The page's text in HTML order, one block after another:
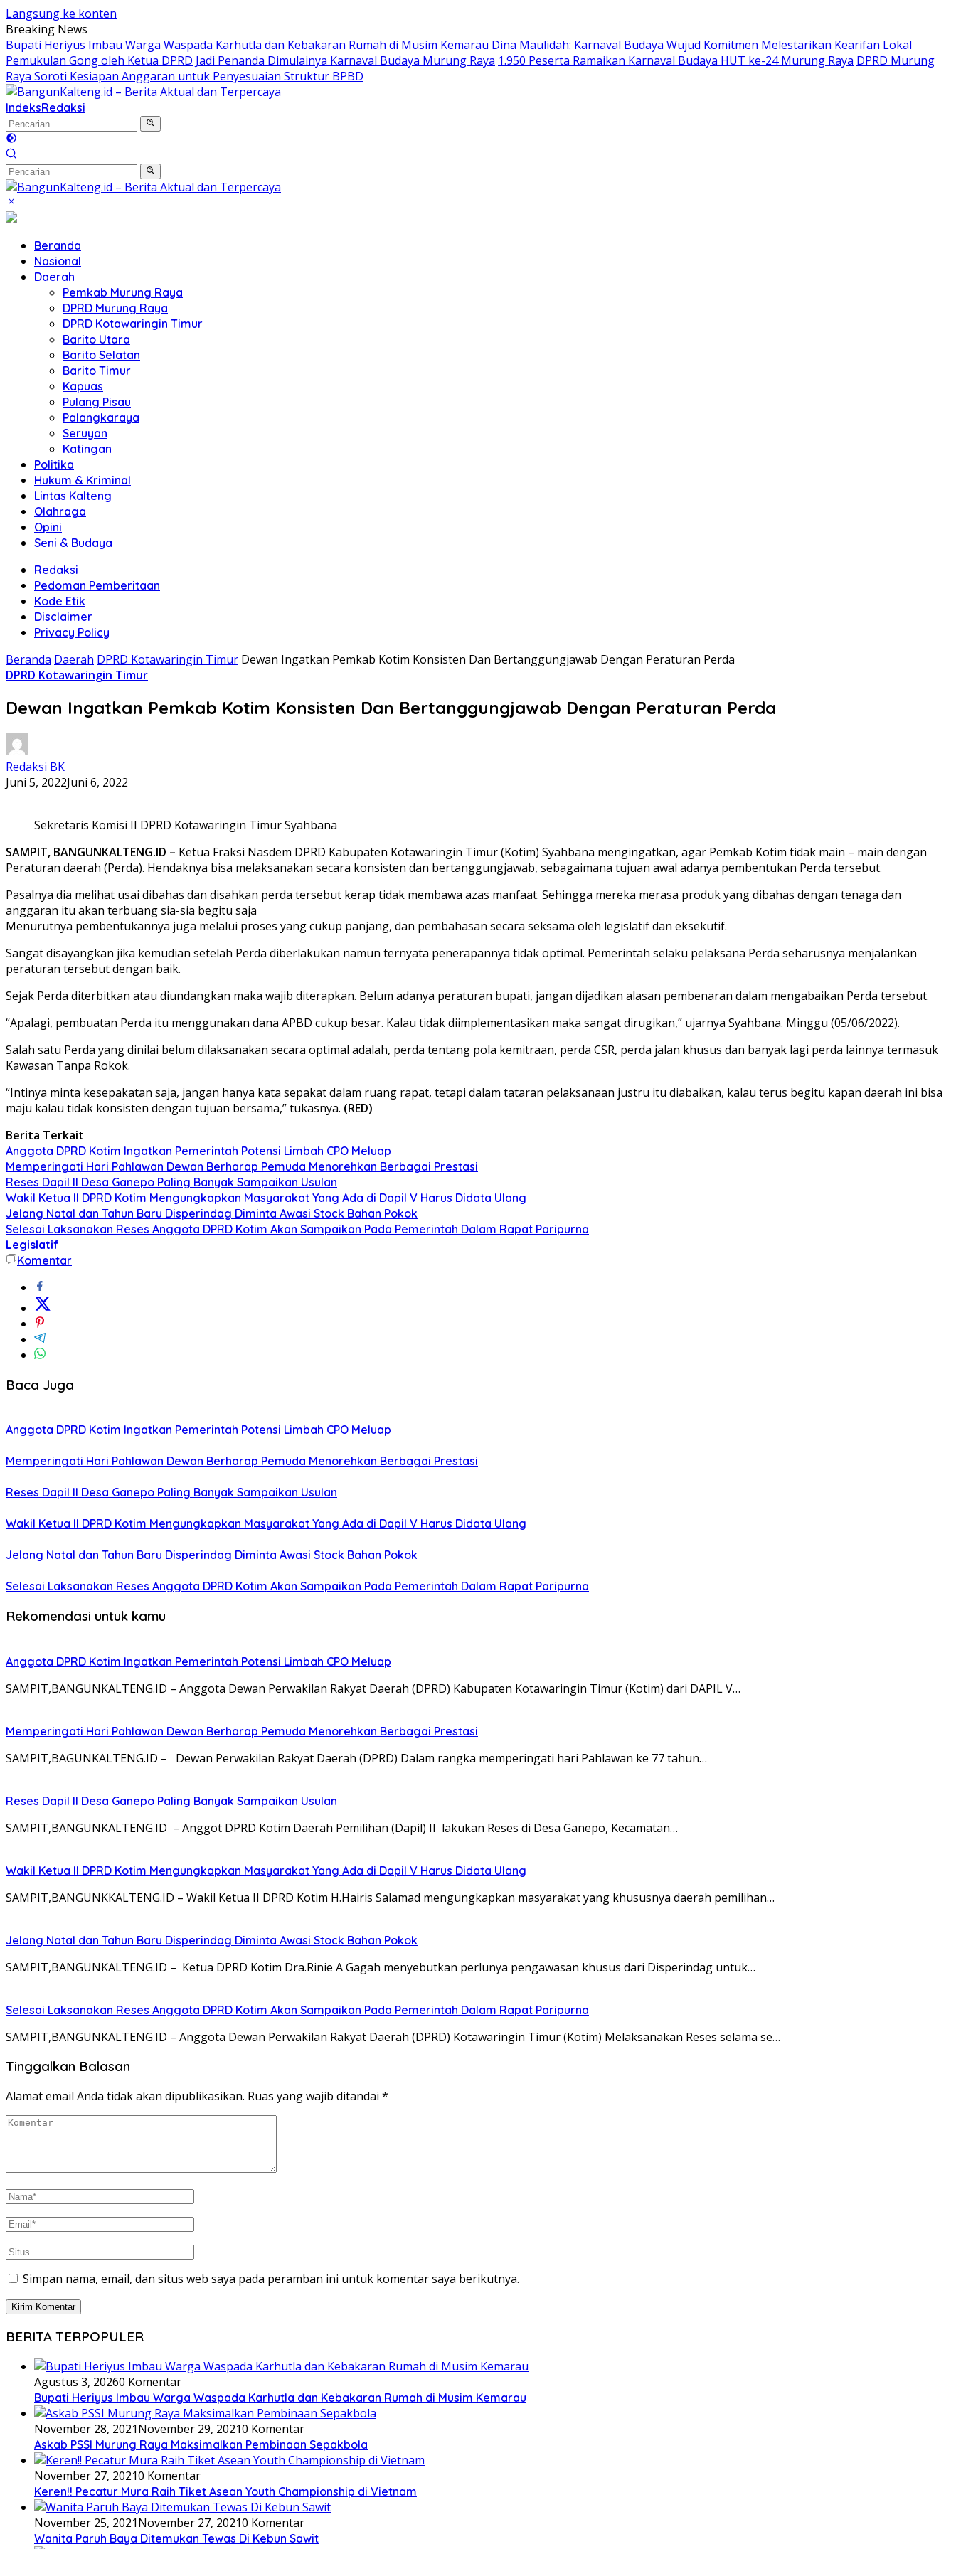
Langsung ke konten
Breaking News
Bupati Heriyus Imbau Warga Waspada Karhutla dan Kebakaran Rumah di Musim Kemarau Dina Maulidah: Karnaval Budaya Wujud Komitmen Melestarikan Kearifan Lokal
Pemukulan Gong oleh Ketua DPRD Jadi Penanda Dimulainya Karnaval Budaya Murung Raya 1.950 Peserta Ramaikan Karnaval Budaya HUT ke-24 Murung Raya DPRD Murung
Raya Soroti Kesiapan Anggaran untuk Penyesuaian Struktur BPBD
IndeksRedaksi
Beranda
Nasional
Daerah
Pemkab Murung Raya
DPRD Murung Raya
DPRD Kotawaringin Timur
Barito Utara
Barito Selatan
Barito Timur
Kapuas
Pulang Pisau
Palangkaraya
Seruyan
Katingan
Politika
Hukum & Kriminal
Lintas Kalteng
Olahraga
Opini
Seni & Budaya
Redaksi
Pedoman Pemberitaan
Kode Etik
Disclaimer
Privacy Policy
Beranda Daerah DPRD Kotawaringin Timur Dewan Ingatkan Pemkab Kotim Konsisten Dan Bertanggungjawab Dengan Peraturan Perda
DPRD Kotawaringin Timur
Dewan Ingatkan Pemkab Kotim Konsisten Dan Bertanggungjawab Dengan Peraturan Perda
Redaksi BK
Juni 5, 2022Juni 6, 2022
Sekretaris Komisi II DPRD Kotawaringin Timur Syahbana
SAMPIT, BANGUNKALTENG.ID – Ketua Fraksi Nasdem DPRD Kabupaten Kotawaringin Timur (Kotim) Syahbana mengingatkan, agar Pemkab Kotim tidak main – main dengan
Peraturan daerah (Perda). Hendaknya bisa melaksanakan secara konsisten dan bertanggungjawab, sebagaimana tujuan awal adanya pembentukan Perda tersebut.
Pasalnya dia melihat usai dibahas dan disahkan perda tersebut kerap tidak membawa azas manfaat. Sehingga mereka merasa produk yang dibahas dengan tenaga dan
anggaran itu akan terbuang sia-sia begitu saja
Menurutnya pembentukannya juga melalui proses yang cukup panjang, dan pembahasan secara seksama oleh legislatif dan eksekutif.
Sangat disayangkan jika kemudian setelah Perda diberlakukan namun ternyata penerapannya tidak optimal. Pemerintah selaku pelaksana Perda seharusnya menjalankan
peraturan tersebut dengan baik.
Sejak Perda diterbitkan atau diundangkan maka wajib diterapkan. Belum adanya peraturan bupati, jangan dijadikan alasan pembenaran dalam mengabaikan Perda tersebut.
“Apalagi, pembuatan Perda itu menggunakan dana APBD cukup besar. Kalau tidak diimplementasikan maka sangat dirugikan,” ujarnya Syahbana. Minggu (05/06/2022).
Salah satu Perda yang dinilai belum dilaksanakan secara optimal adalah, perda tentang pola kemitraan, perda CSR, perda jalan khusus dan banyak lagi perda lainnya termasuk
Kawasan Tanpa Rokok.
“Intinya minta kesepakatan saja, jangan hanya kata sepakat dalam ruang rapat, tetapi dalam tataran pelaksanaan justru itu diabaikan, kalau terus begitu kapan daerah ini bisa
maju kalau tidak konsisten dengan tujuan bersama,” tukasnya. (RED)
Berita Terkait
Anggota DPRD Kotim Ingatkan Pemerintah Potensi Limbah CPO Meluap
Memperingati Hari Pahlawan Dewan Berharap Pemuda Menorehkan Berbagai Prestasi
Reses Dapil II Desa Ganepo Paling Banyak Sampaikan Usulan
Wakil Ketua II DPRD Kotim Mengungkapkan Masyarakat Yang Ada di Dapil V Harus Didata Ulang
Jelang Natal dan Tahun Baru Disperindag Diminta Awasi Stock Bahan Pokok
Selesai Laksanakan Reses Anggota DPRD Kotim Akan Sampaikan Pada Pemerintah Dalam Rapat Paripurna
Legislatif
Komentar
Baca Juga
Anggota DPRD Kotim Ingatkan Pemerintah Potensi Limbah CPO Meluap
Memperingati Hari Pahlawan Dewan Berharap Pemuda Menorehkan Berbagai Prestasi
Reses Dapil II Desa Ganepo Paling Banyak Sampaikan Usulan
Wakil Ketua II DPRD Kotim Mengungkapkan Masyarakat Yang Ada di Dapil V Harus Didata Ulang
Jelang Natal dan Tahun Baru Disperindag Diminta Awasi Stock Bahan Pokok
Selesai Laksanakan Reses Anggota DPRD Kotim Akan Sampaikan Pada Pemerintah Dalam Rapat Paripurna
Rekomendasi untuk kamu
Anggota DPRD Kotim Ingatkan Pemerintah Potensi Limbah CPO Meluap
SAMPIT,BANGUNKALTENG.ID – Anggota Dewan Perwakilan Rakyat Daerah (DPRD) Kabupaten Kotawaringin Timur (Kotim) dari DAPIL V…
Memperingati Hari Pahlawan Dewan Berharap Pemuda Menorehkan Berbagai Prestasi
SAMPIT,BAGUNKALTENG.ID – Dewan Perwakilan Rakyat Daerah (DPRD) Dalam rangka memperingati hari Pahlawan ke 77 tahun…
Reses Dapil II Desa Ganepo Paling Banyak Sampaikan Usulan
SAMPIT,BANGUNKALTENG.ID – Anggot DPRD Kotim Daerah Pemilihan (Dapil) II lakukan Reses di Desa Ganepo, Kecamatan…
Wakil Ketua II DPRD Kotim Mengungkapkan Masyarakat Yang Ada di Dapil V Harus Didata Ulang
SAMPIT,BANGUNKKALTENG.ID – Wakil Ketua II DPRD Kotim H.Hairis Salamad mengungkapkan masyarakat yang khususnya daerah pemilihan…
Jelang Natal dan Tahun Baru Disperindag Diminta Awasi Stock Bahan Pokok
SAMPIT,BANGUNKALTENG.ID – Ketua DPRD Kotim Dra.Rinie A Gagah menyebutkan perlunya pengawasan khusus dari Disperindag untuk…
Selesai Laksanakan Reses Anggota DPRD Kotim Akan Sampaikan Pada Pemerintah Dalam Rapat Paripurna
SAMPIT,BANGUNKALTENG.ID – Anggota Dewan Perwakilan Rakyat Daerah (DPRD) Kotawaringin Timur (Kotim) Melaksanakan Reses selama se…
Tinggalkan Balasan
Alamat email Anda tidak akan dipublikasikan. Ruas yang wajib ditandai *
Simpan nama, email, dan situs web saya pada peramban ini untuk komentar saya berikutnya.
BERITA TERPOPULER
Agustus 3, 20260 Komentar
Bupati Heriyus Imbau Warga Waspada Karhutla dan Kebakaran Rumah di Musim Kemarau
November 28, 2021November 29, 20210 Komentar
Askab PSSI Murung Raya Maksimalkan Pembinaan Sepakbola
November 27, 20210 Komentar
Keren!! Pecatur Mura Raih Tiket Asean Youth Championship di Vietnam
November 25, 2021November 27, 20210 Komentar
Wanita Paruh Baya Ditemukan Tewas Di Kebun Sawit